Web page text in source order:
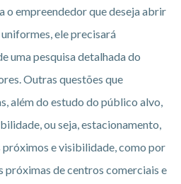
o empreendedor que deseja abrir
ele precisará
uma pesquisa detalhada do
Outras questões que
além do estudo do público alvo,
ou seja, estacionamento,
e visibilidade, como por
próximas de centros comerciais e